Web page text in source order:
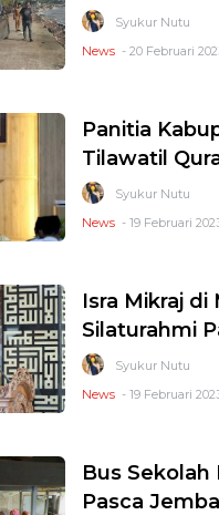
Syukur Nutu
News - 20 Februari
Panitia
Tilawatil
Syukur Nutu
News - 19 Februari
Isra Mikraj di
Silaturahmi
Syukur Nutu
News - 19 Februari
Bus Sekolah
Pasca